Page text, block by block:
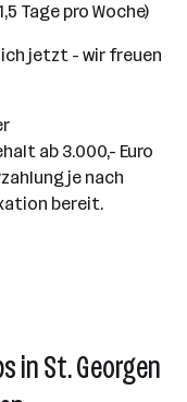
Tage pro Woche)
jetzt - wir freuen
ab 3.000,- Euro
je nach
bereit.
in St. Georgen